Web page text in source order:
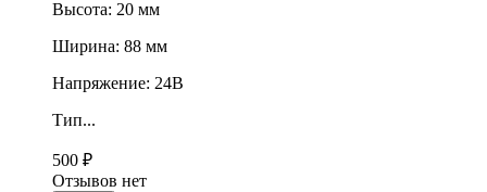
Высота: 20 мм
Ширина: 88 мм
Напряжение: 24В
Тип...
500 ₽
Отзывов нет